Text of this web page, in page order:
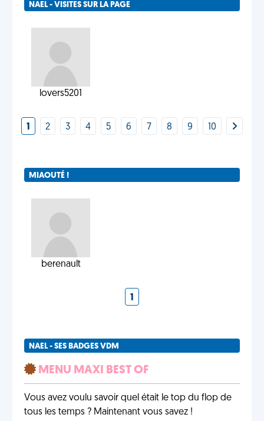
NAEL - VISITES SUR LA PAGE
lovers5201
1 2 3 4 5 6 7 8 9 10
MIAOUTÉ !
berenault
1
NAEL - SES BADGES VDM
MENU MAXI BEST OF
Vous avez voulu savoir quel était le top du flop de
tous les temps ? Maintenant vous savez !